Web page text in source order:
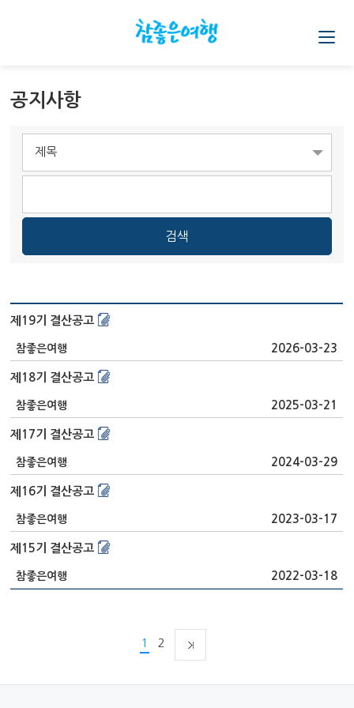
공지사항
제목
제19기 결산공고
참좋은여행 2026-03-23
제18기 결산공고
참좋은여행 2025-03-21
제17기 결산공고
참좋은여행 2024-03-29
제16기 결산공고
참좋은여행 2023-03-17
제15기 결산공고
참좋은여행 2022-03-18
1 2